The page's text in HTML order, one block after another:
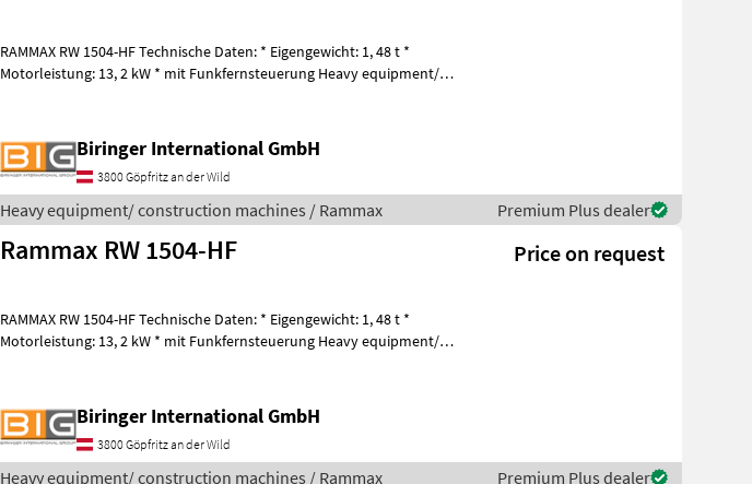
RAMMAX RW 1504-HF Technische Daten: * Eigengewicht: 1, 48 t *
Motorleistung: 13, 2 kW * mit Funkfernsteuerung Heavy equipment/
Biringer International GmbH
3800 Göpfritz an der Wild
Heavy equipment/ construction machines / Rammax Premium Plus dealer
Rammax RW 1504-HF Price on request
RAMMAX RW 1504-HF Technische Daten: * Eigengewicht: 1, 48 t *
Motorleistung: 13, 2 kW * mit Funkfernsteuerung Heavy equipment/
Biringer International GmbH
3800 Göpfritz an der Wild
Heavy equipment/ construction machines / Rammax Premium Plus dealer